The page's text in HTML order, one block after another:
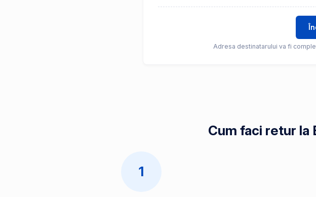
Adresa destinatarului va fi
Cum faci retur la
1